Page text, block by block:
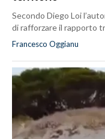
Secondo Diego Loi
di rafforzare il rapporto
Francesco Oggianu